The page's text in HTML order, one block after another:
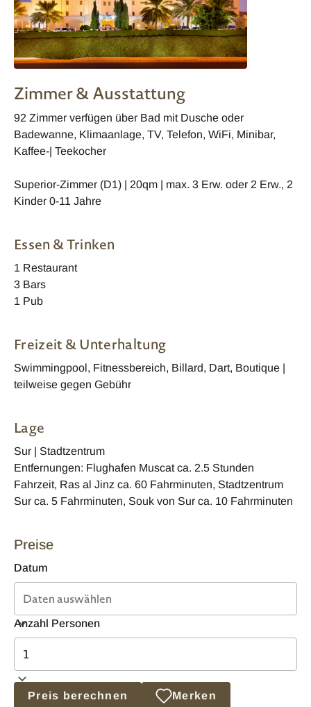
Zimmer & Ausstattung
92 Zimmer verfügen über Bad mit Dusche oder
Badewanne, Klimaanlage, TV, Telefon, WiFi, Minibar,
Kaffee-| Teekocher
Superior-Zimmer (D1) | 20qm | max. 3 Erw. oder 2 Erw., 2
Kinder 0-11 Jahre
Essen & Trinken
1 Restaurant
3 Bars
1 Pub
Freizeit & Unterhaltung
Swimmingpool, Fitnessbereich, Billard, Dart, Boutique |
teilweise gegen Gebühr
Lage
Sur | Stadtzentrum
Entfernungen: Flughafen Muscat ca. 2.5 Stunden
Fahrzeit, Ras al Jinz ca. 60 Fahrminuten, Stadtzentrum
Sur ca. 5 Fahrminuten, Souk von Sur ca. 10 Fahrminuten
Preise
Datum
Anzahl Personen
Preis berechnen Merken